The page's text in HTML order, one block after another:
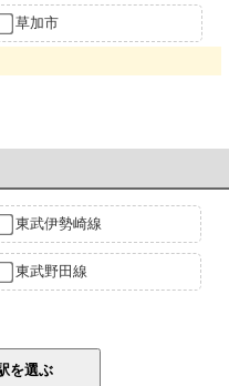
草加市
東武伊勢崎線
東武野田線